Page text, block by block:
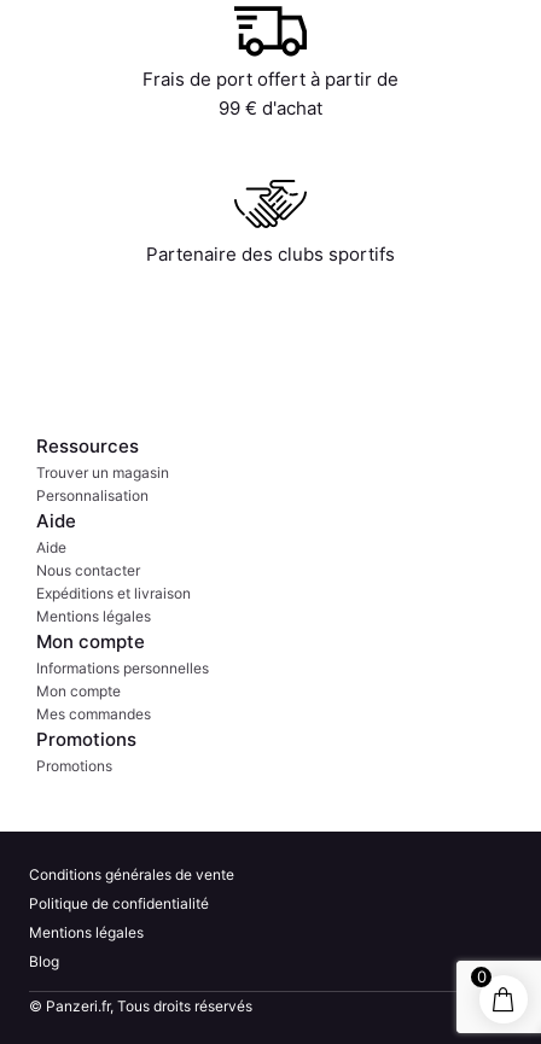
0
Frais de port offert à partir de
99 € d'achat
Partenaire des clubs sportifs
Ressources
Trouver un magasin
Personnalisation
Aide
Aide
Nous contacter
Expéditions et livraison
Mentions légales
Mon compte
Informations personnelles
Mon compte
Mes commandes
Promotions
Promotions
© Panzeri.fr, Tous droits réservés
Conditions générales de vente
Politique de confidentialité
Mentions légales
Blog